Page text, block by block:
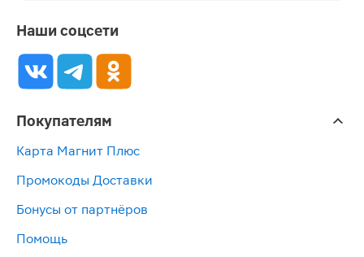
Наши соцсети
Покупателям
Карта Магнит Плюс
Промокоды Доставки
Бонусы от партнёров
Помощь